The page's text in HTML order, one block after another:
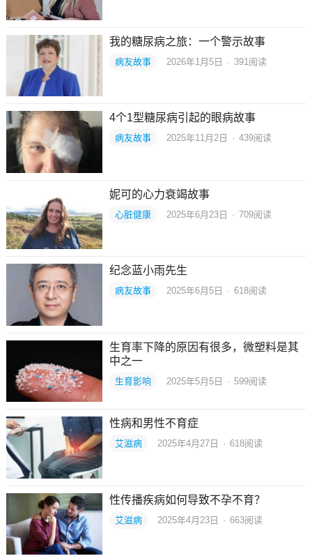
我的糖尿病之旅：一个警示故事
病友故事 2026年1月5日 · 391 阅读
4个1型糖尿病引起的眼病故事
病友故事 2025年11月2日 · 439阅读
妮可的心力衰竭故事
心脏健康 2025年6月23日 · 709阅读
纪念蓝小雨先生
病友故事 2025年6月5日 · 618阅读
生育率下降的原因有很多，微塑料是其
中之一
生育影响 2025年5月5日 · 599阅读
性病和男性不育症
艾滋病 2025年4月27日 · 618阅读
性传播疾病如何导致不孕不育？
艾滋病 2025年4月23日 · 663阅读